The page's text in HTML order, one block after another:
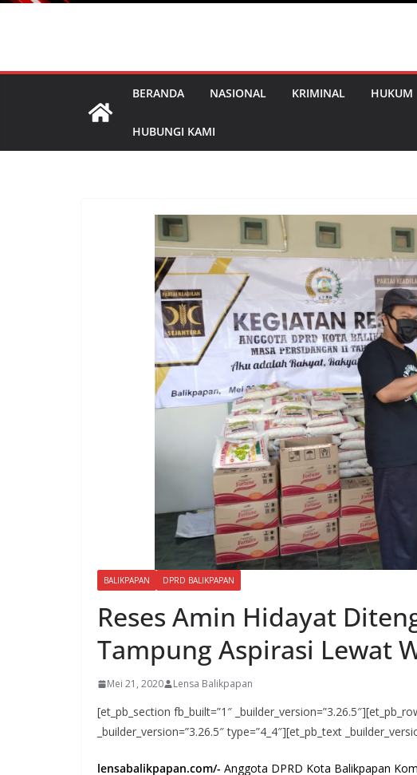
BERANDA NASIONAL KRIMINAL HUKUM
HUBUNGI KAMI
BALIKPAPAN DPRD BALIKPAPAN
Reses Amin Hidayat
Tampung Aspirasi Lewat
Mei 21, 2020 Lensa Balikpapan
[et_pb_section fb_built=”1″
_builder_version=”3.26.5″ type=”4_4″][et_pb_text
lensabalikpapan.com/- Anggota DPRD Kota Balikpapan